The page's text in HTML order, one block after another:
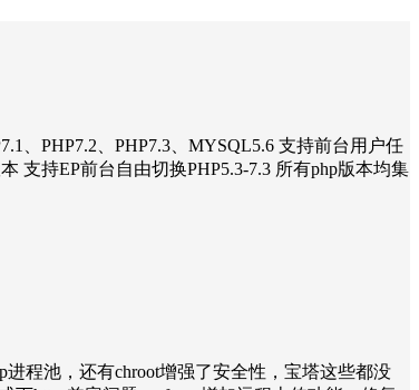
、PHP7.2、PHP7.3、MYSQL5.6 支持前台用户任
支持EP前台自由切换PHP5.3-7.3 所有php版本均集
进程池，还有chroot增强了安全性，宝塔这些都没